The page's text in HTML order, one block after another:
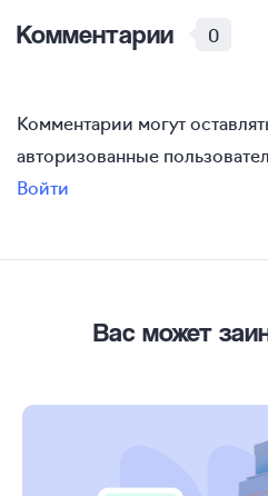
Комментарии 0
Комментарии могут
авторизованные
Войти
Вас может